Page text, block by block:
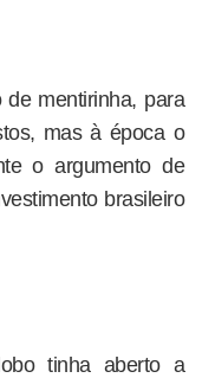
mentirinha, para
mas à época o
o argumento de
brasileiro
tinha aberto a